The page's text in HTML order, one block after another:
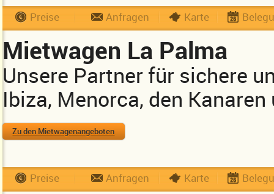
Preise Anfragen Karte
Mietwagen La Palma
Unsere Partner für sichere
Ibiza, Menorca, den
Zu den Mietwagenangeboten
Preise Anfragen Karte